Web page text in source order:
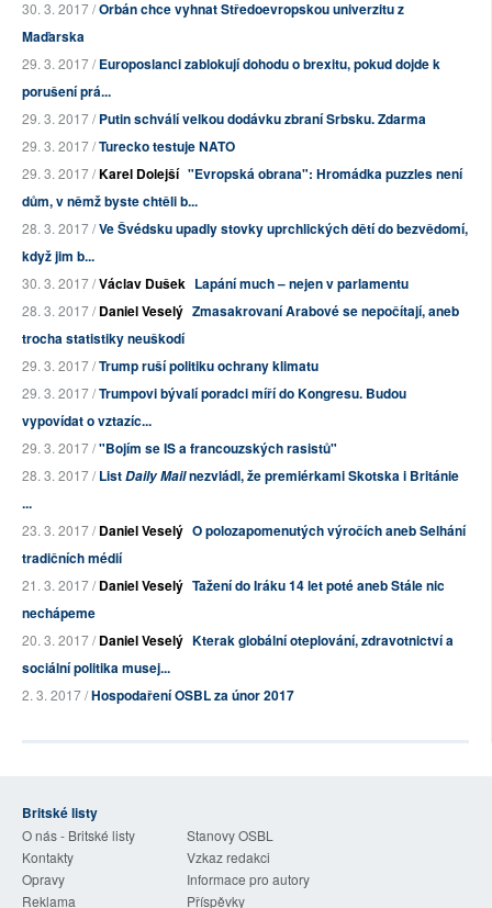
30. 3. 2017 /Orbán chce vyhnat Středoevropskou univerzitu z
Maďarska
29. 3. 2017 /Europoslanci zablokují dohodu o brexitu, pokud dojde k
porušení prá...
29. 3. 2017 /Putin schválí velkou dodávku zbraní Srbsku. Zdarma
29. 3. 2017 /Turecko testuje NATO
29. 3. 2017 /Karel Dolejší "Evropská obrana": Hromádka puzzles není
dům, v němž byste chtěli b...
28. 3. 2017 /Ve Švédsku upadly stovky uprchlických dětí do bezvědomí,
když jim b...
30. 3. 2017 /Václav Dušek Lapání much – nejen v parlamentu
28. 3. 2017 /Daniel Veselý Zmasakrovaní Arabové se nepočítají, aneb
trocha statistiky neuškodí
29. 3. 2017 /Trump ruší politiku ochrany klimatu
29. 3. 2017 /Trumpovi bývalí poradci míří do Kongresu. Budou
vypovídat o vztazíc...
29. 3. 2017 /"Bojím se IS a francouzských rasistů"
28. 3. 2017 /ListDaily Mailnezvládl, že premiérkami Skotska i Británie
...
23. 3. 2017 /Daniel Veselý O polozapomenutých výročích aneb Selhání
tradičních médií
21. 3. 2017 /Daniel Veselý Tažení do Iráku 14 let poté aneb Stále nic
nechápeme
20. 3. 2017 /Daniel Veselý Kterak globální oteplování, zdravotnictví a
sociální politika musej...
2. 3. 2017 /Hospodaření OSBL za únor 2017
Britské listy
O nás - Britské listy
Stanovy OSBL
Kontakty
Vzkaz redakci
Opravy
Informace pro autory
Reklama
Příspěvky